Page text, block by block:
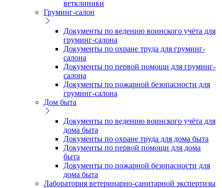
ветклиники
Груминг-салон
Документы по ведению воинского учёта для
груминг-салона
Документы по охране труда для груминг-
салона
Документы по первой помощи для груминг-
салона
Документы по пожарной безопасности для
груминг-салона
Дом быта
Документы по ведению воинского учёта для
дома быта
Документы по охране труда для дома быта
Документы по первой помощи для дома
быта
Документы по пожарной безопасности для
дома быта
Лаборатория ветеринарно-санитарной экспертизы